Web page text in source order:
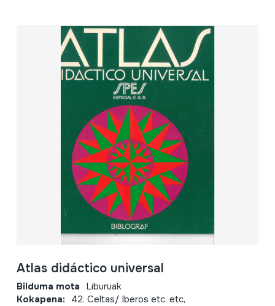
Atlas didáctico universal
Bilduma mota Liburuak
Kokapena: 42. Celtas/ Iberos etc. etc,